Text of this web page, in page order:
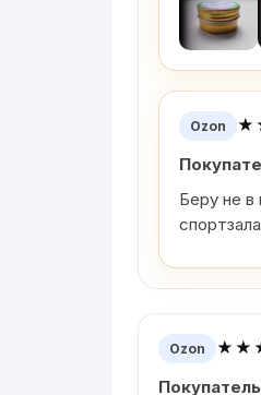
Ozon
Беру не
Ozon